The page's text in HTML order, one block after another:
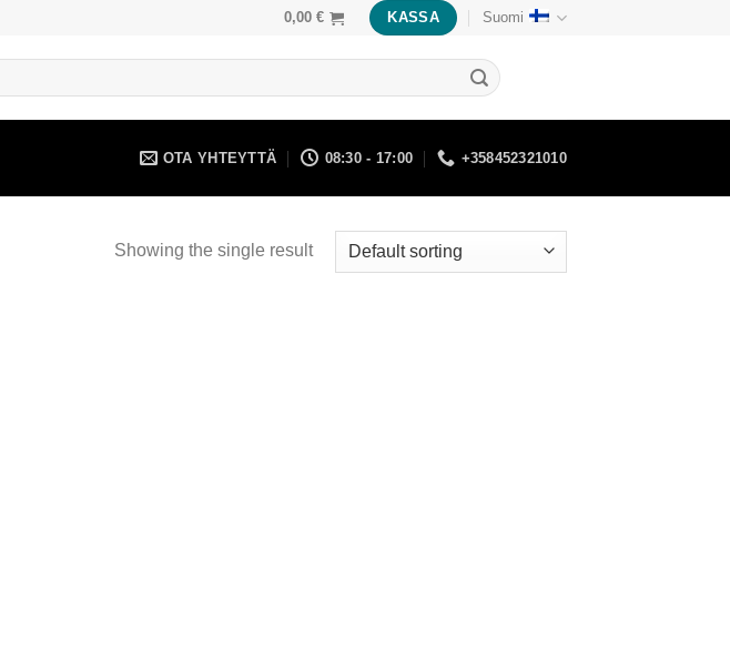
0,00€ KASSA Suomi
OTA YHTEYTTÄ 08:30 - 17:00 +358452321010
Showing the single result